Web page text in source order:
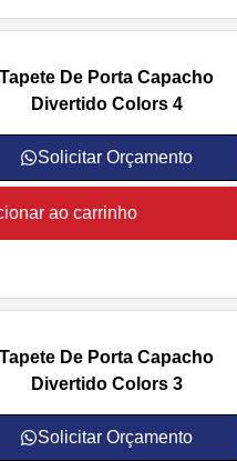
Tapete De Porta Capacho
Divertido Colors 4
Solicitar Orçamento
ao carrinho
Tapete De Porta Capacho
Divertido Colors 3
Solicitar Orçamento